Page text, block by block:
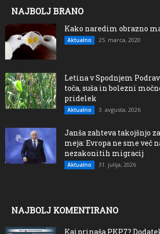
NAJBOLJ BRANO
Kako naredim obrazno
Aktualno 25. marca, 2020
Letina v Spodnjem
toča, suša in bolezni
pridelek
Aktualno 3. avgusta, 2026
Janša zahteva takojšnjo
meja: Evropa ne sme več
nezakonitih migracij
Aktualno 31. julija, 2026
NAJBOLJ KOMENTIRANO
Kaj prinaša PKP7?